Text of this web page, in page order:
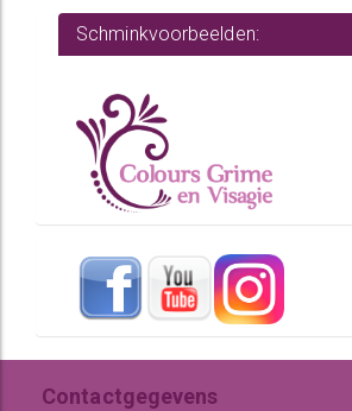
Schminkvoorbeelden:
Contactgegevens